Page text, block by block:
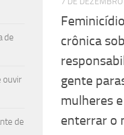
crônica
gente
mulheres
enterrar o
de
ouvir
de